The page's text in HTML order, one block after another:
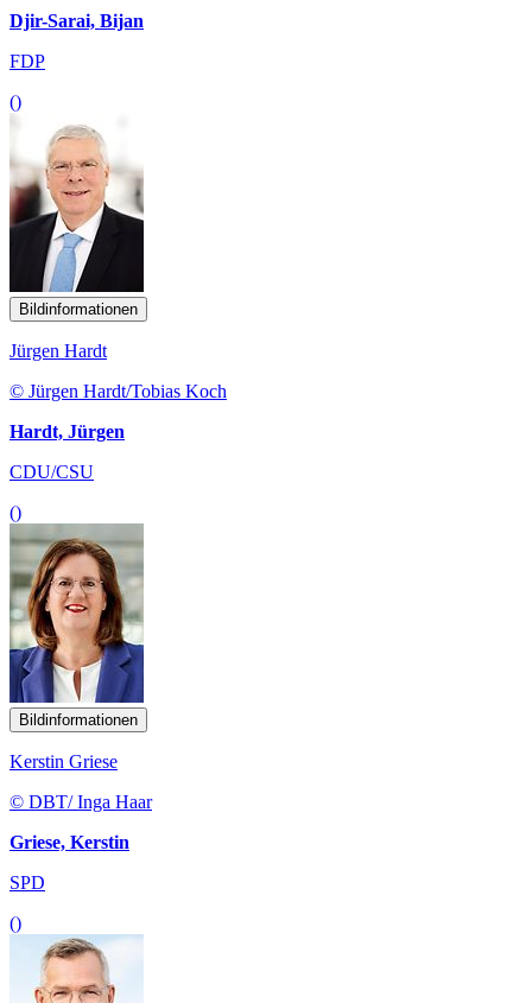
Djir-Sarai, Bijan
FDP
()
Bildinformationen
Jürgen Hardt
© Jürgen Hardt/Tobias Koch
Hardt, Jürgen
CDU/CSU
()
Bildinformationen
Kerstin Griese
© DBT/ Inga Haar
Griese, Kerstin
SPD
()